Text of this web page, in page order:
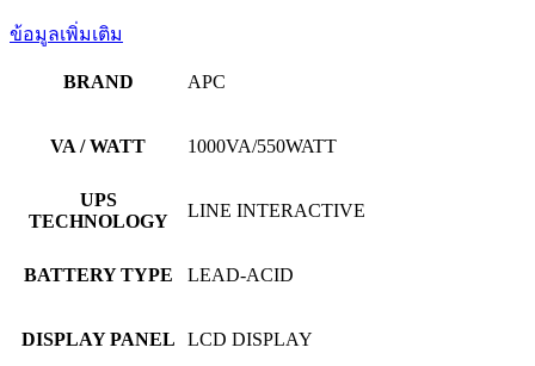
ข้อมูลเพิ่มเติม
BRAND APC
VA / WATT 1000VA/550WATT
UPS
TECHNOLOGY
LINE INTERACTIVE
BATTERY TYPE LEAD-ACID
DISPLAY PANEL LCD DISPLAY